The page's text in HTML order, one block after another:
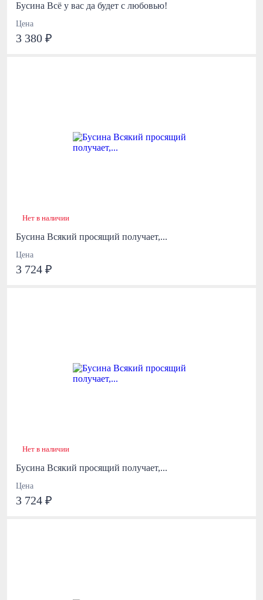
Бусина Всё у вас да будет с любовью!
Цена
3 380 ₽
Нет в наличии
Бусина Всякий просящий получает,...
Цена
3 724 ₽
Нет в наличии
Бусина Всякий просящий получает,...
Цена
3 724 ₽